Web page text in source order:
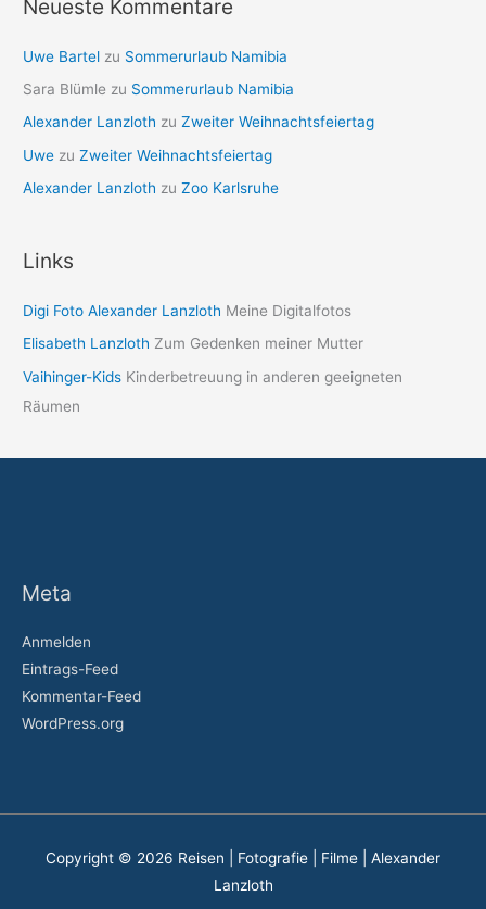
Neueste Kommentare
Uwe Bartel zu Sommerurlaub Namibia
Sara Blümle zu Sommerurlaub Namibia
Alexander Lanzloth zuZweiter Weihnachtsfeiertag
Uwe zuZweiter Weihnachtsfeiertag
Alexander Lanzloth zuZoo Karlsruhe
Links
Digi Foto Alexander Lanzloth Meine Digitalfotos
Elisabeth Lanzloth Zum Gedenken meiner Mutter
Vaihinger-Kids Kinderbetreuung in anderen geeigneten
Räumen
Meta
Anmelden
Eintrags-Feed
Kommentar-Feed
WordPress.org
Copyright © 2026 Reisen | Fotografie | Filme | Alexander
Lanzloth